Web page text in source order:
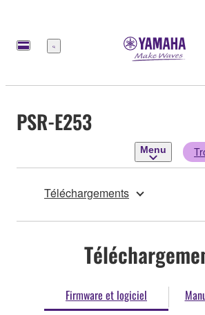
Menu
PSR-E253
Menu
Téléchargements
Firmware et logiciel